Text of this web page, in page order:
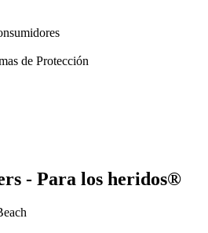
de Protección
- Para los heridos®